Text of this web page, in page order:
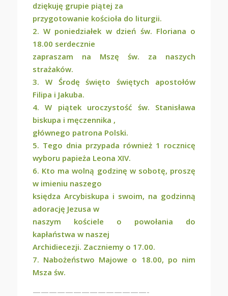
dziękuję grupie piątej za
przygotowanie kościoła do liturgii.
2. W poniedziałek w dzień św. Floriana o
18.00 serdecznie
zapraszam na Mszę św. za naszych
strażaków.
3. W Środę święto świętych apostołów
Filipa i Jakuba.
4. W piątek uroczystość św. Stanisława
biskupa i męczennika ,
głównego patrona Polski.
5. Tego dnia przypada również 1 rocznicę
wyboru papieża Leona XIV.
6. Kto ma wolną godzinę w sobotę, proszę
w imieniu naszego
księdza Arcybiskupa i swoim, na godzinną
adorację Jezusa w
naszym kościele o powołania do
kapłaństwa w naszej
Archidiecezji. Zaczniemy o 17.00.
7. Nabożeństwo Majowe o 18.00, po nim
Msza św.
——————————————-